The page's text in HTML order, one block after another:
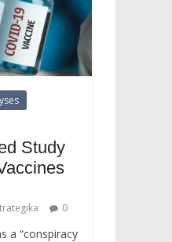
Study
0
a “conspiracy